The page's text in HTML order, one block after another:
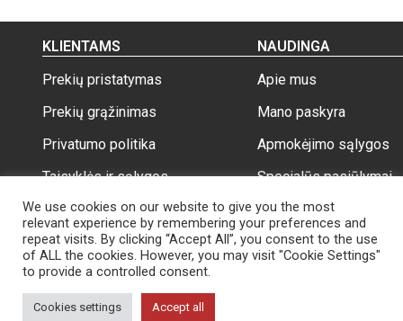
KLIENTAMS
Prekių pristatymas
Prekių grąžinimas
Privatumo politika
Taisyklės ir sąlygos
NAUDINGA
Apie mus
Mano paskyra
Apmokėjimo sąlygos
Specialūs pasiūlymai
Wellmer.lt Visos teisės saugomos 2026
We use cookies on our website to give you the most
relevant experience by remembering your preferences and
repeat visits. By clicking “Accept All”, you consent to the use
of ALL the cookies. However, you may visit "Cookie Settings"
to provide a controlled consent.
Cookies settings Accept all